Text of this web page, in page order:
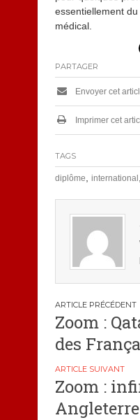
essentiellement
médical.
PARTAGER
Envoyer cet
Imprimer cet
TAGS
diplôme international
de
l’article
Zoom :
des
Zoom :
Angleterre